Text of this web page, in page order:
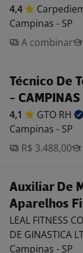
4,4
Campinas - SP
A combinar
Técnico De
- CAMPINAS
4,1 GTO RH
Campinas - SP
R$ 3.488,00
Auxiliar De
Aparelhos
LEAL FITNESS
DE GINASTICA
Campinas - SP